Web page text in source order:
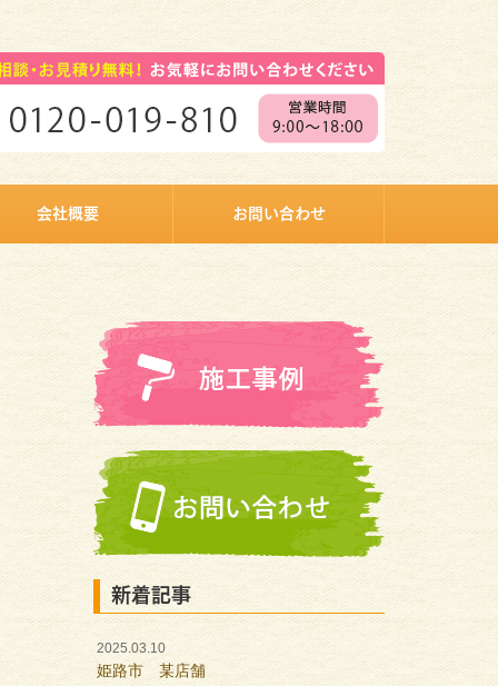
会社概要 お問い合わせ
新着記事
2025.03.10
姫路市 某店舗